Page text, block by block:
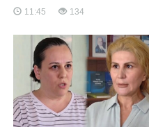
onun açıqlamasının videosunu
yayımlayıb. Yanq bildirib ki,
"Falcon 9" raketinin ikinci mərhələsi
planlaşdırılmamı
11:45 134